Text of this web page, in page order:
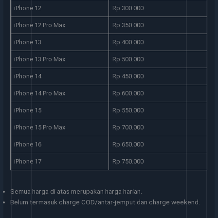
iPhone 12 Rp 300.000
iPhone 12 Pro Max Rp 350.000
iPhone 13 Rp 400.000
iPhone 13 Pro Max Rp 500.000
iPhone 14 Rp 450.000
iPhone 14 Pro Max Rp 600.000
iPhone 15 Rp 550.000
iPhone 15 Pro Max Rp 700.000
iPhone 16 Rp 650.000
iPhone 17 Rp 750.000
Semua harga di atas merupakan harga harian.
Belum termasuk charge COD/antar-jemput dan charge weekend.